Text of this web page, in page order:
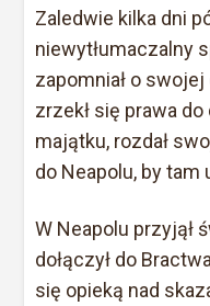
Zaledwie kilka dni
niewytłumaczalny
zapomniał o
zrzekł się prawa
majątku, rozdał
do Neapolu, by
W Neapolu przyjął
dołączył do
się opieką nad